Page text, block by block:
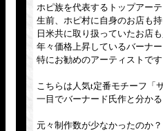
ホピ族を代表するトップアー
生前、ホピ村に自身のお店も
日米共に取り扱っていたお店
年々価格上昇しているバーナ
特にお勧めのアーティストで
こちらは人気t定番モチーフ「
一目でバーナード氏作と分か
元々制作数が少なかったのか